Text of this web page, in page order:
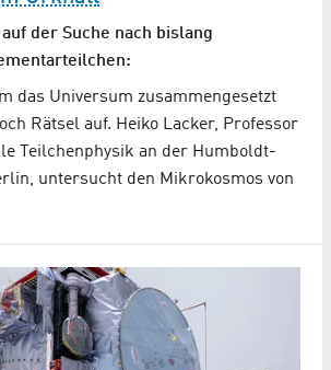
der Suche nach bislang
das Universum zusammengesetzt
Rätsel auf. Heiko Lacker, Professor
Teilchenphysik an der Humboldt-
untersucht den Mikrokosmos von